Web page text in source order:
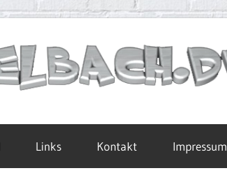
Links Kontakt Impressum